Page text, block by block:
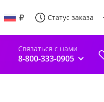
Статус заказа
Связаться с нами
8-800-333-0905